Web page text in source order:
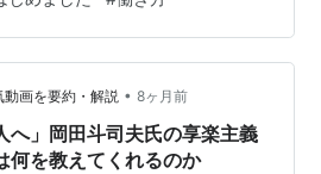
パワハラ」による減給処分。仕
テランが、無能な上司を業務に
し、結果として組織から処分さ
りすぎだ」と騒ぐが、知略の視
単な…
画を要約・解説 • 8ヶ月前
へ」岡田斗司夫氏の享楽主義
何を教えてくれるのか